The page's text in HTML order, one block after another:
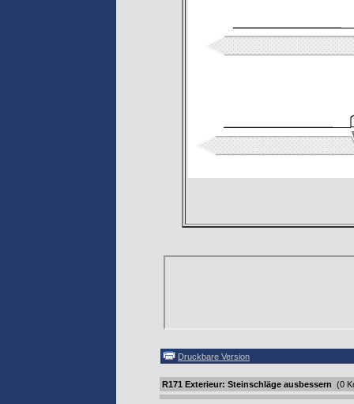
Druckbare Version
R171 Exterieur: Steinschläge ausbessern (0